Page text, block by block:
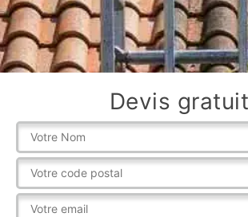
Devis gratuit